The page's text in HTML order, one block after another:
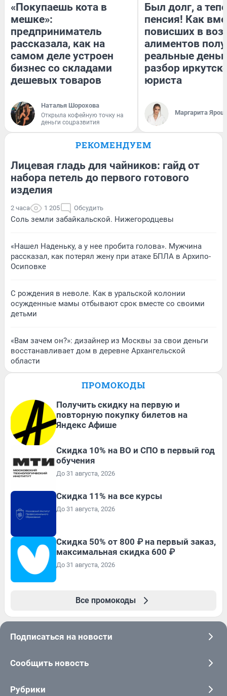
«Покупаешь кота в
мешке»:
предприниматель
рассказала, как на
самом деле устроен
бизнес со складами
дешевых товаров
Наталья Шорохова
Открыла кофейную точку на
деньги соцразвития
Был долг, а
пенсия! Как
повисших в
алиментов
реальные
разбор
юриста
Маргарита
РЕКОМЕНДУЕМ
Лицевая гладь для чайников: гайд от
набора петель до первого готового
изделия
2 часа 1 205 Обсудить
Соль земли забайкальской. Нижегородцевы
«Нашел Наденьку, а у нее пробита голова». Мужчина
рассказал, как потерял жену при атаке БПЛА в Архипо-
Осиповке
С рождения в неволе. Как в уральской колонии
осужденные мамы отбывают срок вместе со своими
детьми
«Вам зачем он?»: дизайнер из Москвы за свои деньги
восстанавливает дом в деревне Архангельской
области
ПРОМОКОДЫ
Получить скидку на первую и
повторную покупку билетов на
Яндекс Афише
Скидка 10% на ВО и СПО в первый год
обучения
До 31 августа, 2026
Скидка 11% на все курсы
До 31 августа, 2026
Скидка 50% от 800 ₽ на первый заказ,
максимальная скидка 600 ₽
До 31 августа, 2026
Все промокоды
Подписаться на новости
Сообщить новость
Рубрики